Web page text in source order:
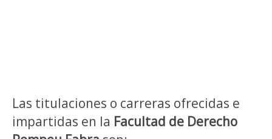
Las titulaciones o carreras ofrecidas e
impartidas en la Facultad de Derecho